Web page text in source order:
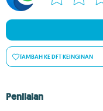
TAMBAH KE DFT KEINGINAN
Penilaian